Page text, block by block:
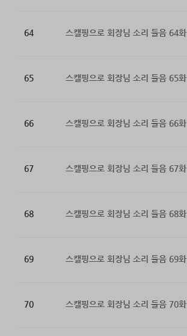
64 스캘핑으로 회장님 소리 들음 64화
65 스캘핑으로 회장님 소리 들음 65화
66 스캘핑으로 회장님 소리 들음 66화
67 스캘핑으로 회장님 소리 들음 67화
68 스캘핑으로 회장님 소리 들음 68화
69 스캘핑으로 회장님 소리 들음 69화
70 스캘핑으로 회장님 소리 들음 70화